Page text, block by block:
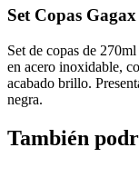
Set Copas Gagax
Set de copas de
en acero inoxidable,
acabado brillo.
negra.
También